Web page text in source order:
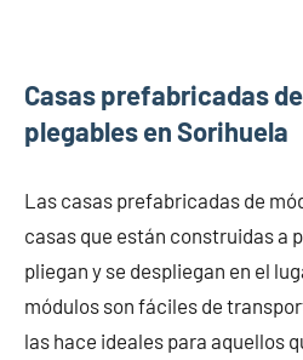
Casas prefabricadas
plegables en Sorihuela
Las casas prefabricadas de
casas que están construidas a
pliegan y se despliegan en el
módulos son fáciles de
las hace ideales para aquellos